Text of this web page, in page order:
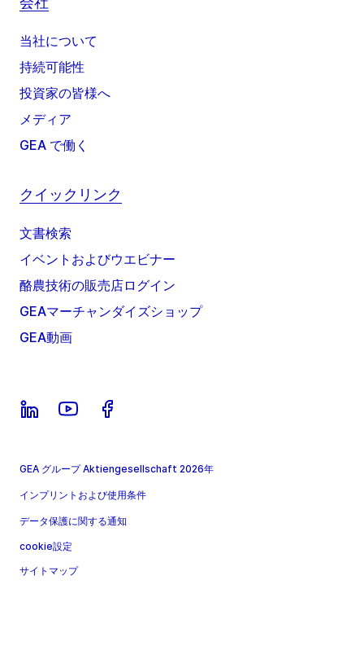
当社について
持続可能性
投資家の皆様へ
メディア
GEA で働く
クイックリンク
文書検索
イベントおよびウエビナー
酪農技術の販売店ログイン
GEAマーチャンダイズショップ
GEA動画
GEA グループ Aktiengesellschaft 2026年
インプリントおよび使用条件
データ保護に関する通知
cookie設定
サイトマップ